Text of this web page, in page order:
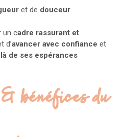
et de douceur
un cadre rassurant et
d’avancer avec confiance et
de ses espérances
bénéfices du